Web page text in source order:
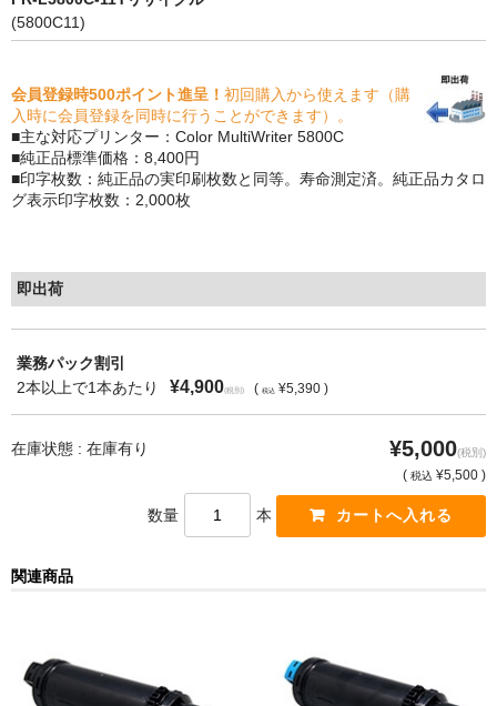
動画で分かる
購入ガイド
トナーの種類と比較
トナー再生の流れ
リサイクルトナーで経費削減
リサイクルトナーの選び方
リサイクルトナーを使える会社、使えない会社
全国発送・送料無料
印字枚数について
サイトマップ
(5800C11)
会員登録時500ポイント進呈！ 初回購入から使えます（購
入時に会員登録を同時に行うことができます）。
■主な対応プリンター：Color MultiWriter 5800C
■純正品標準価格：8,400円
■印字枚数：純正品の実印刷枚数と同等。寿命測定済。純正品カタロ
グ表示印字枚数：2,000枚
即出荷
業務パック割引
2本以上で1本あたり
¥4,900(税別) ( 税込 ¥5,390 )
在庫状態 : 在庫有り ¥5,000(税別)
( 税込 ¥5,500 )
数量 本
関連商品